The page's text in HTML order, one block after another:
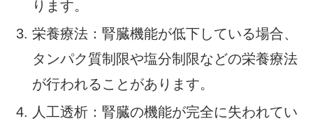
ります。
栄養療法：腎臓機能が低下している場合、
タンパク質制限や塩分制限などの栄養療法
が行われることがあります。
人工透析：腎臓の機能が完全に失われてい